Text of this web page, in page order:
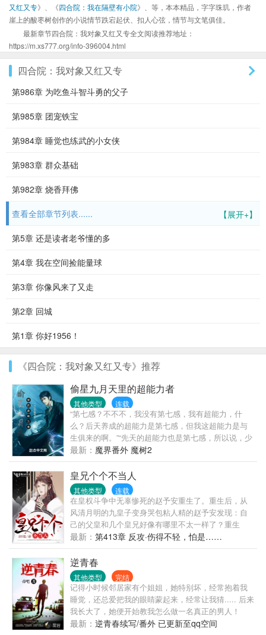
又红又专》、《四合院：我在隔壁有小院》、等，本本精品，字字珠玑，作者
崖上的酸枣树创作的小说情节跌宕起伏、扣人心弦，情节与文笔俱佳。
最新章节四合院：我对象又红又专全文阅读推荐地址：
https://m.xs777.org/info-396004.html
四合院：我对象又红又专
第986章 为吃鱼斗智斗勇的父子
第985章 团宠铁宝
第984章 睡觉也练武的小女侠
第983章 群众基础
第982章 烧香拜佛
【展开+】
查看全部章节列表......
第5章 还是读者老爷懂的多
第4章 我在空间捡能量球
第3章 你像风来了又走
第2章 回城
第1章 你好1956！
《四合院：我对象又红又专》推荐
偷星九月天里的超能力者
其他类型 连载
“第七感？不不不，我没有第七感，我有超能力，什
么？后天养成的超能力是第七感，但我这超能力是与
生俱来的啊。”“先天的超能力也是第七感，所以说，少
年，拯救世界吧！”“好吧，你说是就是，等等，你这是
传销吧！”至此，少年长蛇踏上了VV学院拯救世界的...
最新： 魔界番外 魔树2
皇兄个个不当人
其他类型 连载
在皇权斗争中无辜惨死的赵予安重生了。重生后，从
风清月明的九皇子变身哭包粘人精的赵予安发现：自
己的父皇和几个皇兄好像有哪里不太一样了？重生
前，大昭帝：“九皇子？朕记得，不过就是个宫女生的
孩子罢了！”重生后，大昭帝：“朕的皇子，你且动一下
试试！...
最新： 第413章 反攻·伤得不轻，怕是……
逆青春
其他类型 完结
记得小时候邻居家有个姐姐，她特别坏，经常抱着我
睡觉，还总爱把我的眼睛蒙起来，经常让我猜..... 后来
我长大了，她便开始教我怎么做一名真正的男人！
最新： 逆青春续写/番外 已更新至qq空间